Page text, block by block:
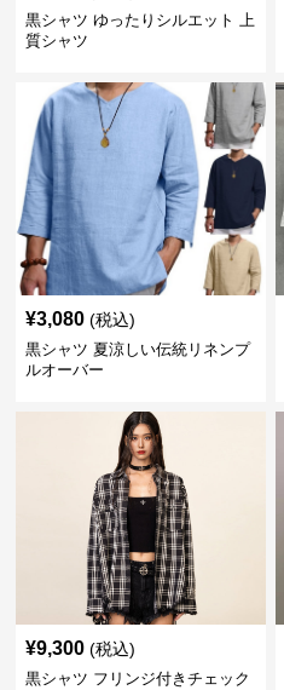
黒シャツ ゆったりシルエット 上
質シャツ
¥3,080 (税込)
黒シャツ 夏涼しい伝統リネンプ
ルオーバー
¥9,300 (税込)
黒シャツ フリンジ付きチェック